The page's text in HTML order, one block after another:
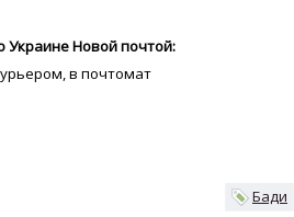
Украине Новой почтой:
в почтомат
Бади